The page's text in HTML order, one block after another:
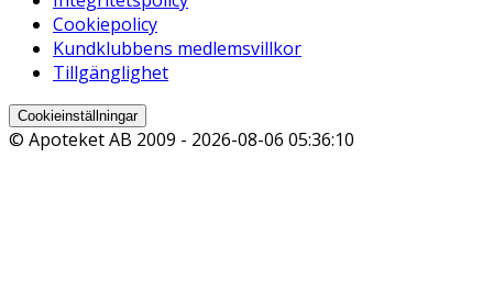
Cookiepolicy
Kundklubbens medlemsvillkor
Tillgänglighet
Cookieinställningar
© Apoteket AB 2009 - 2026-08-06 05:36:10